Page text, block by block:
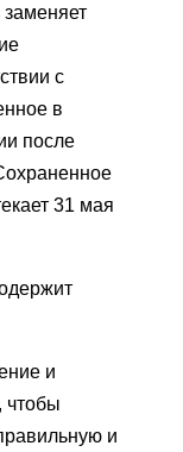
с
в
после
31 мая
и
чтобы
и